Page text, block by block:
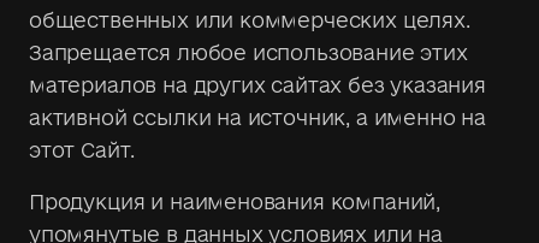
общественных или коммерческих целях.
Запрещается любое использование этих
материалов на других сайтах без указания
активной ссылки на источник, а именно на
этот Сайт.
Продукция и наименования компаний,
упомянутые в данных условиях или на